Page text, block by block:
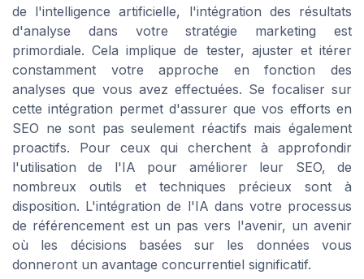
de l'intelligence artificielle, l'intégration des résultats
d'analyse dans votre stratégie marketing est
primordiale. Cela implique de tester, ajuster et itérer
constamment votre approche en fonction des
analyses que vous avez effectuées. Se focaliser sur
cette intégration permet d'assurer que vos efforts en
SEO ne sont pas seulement réactifs mais également
proactifs. Pour ceux qui cherchent à approfondir
l'utilisation de l'IA pour améliorer leur SEO, de
nombreux outils et techniques précieux sont à
disposition. L'intégration de l'IA dans votre processus
de référencement est un pas vers l'avenir, un avenir
où les décisions basées sur les données vous
donneront un avantage concurrentiel significatif.